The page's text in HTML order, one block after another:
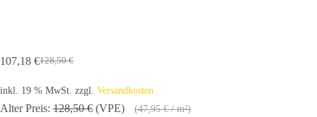
128,50€
Ursprünglicher
war:
128,50 €
107,18 €Aktueller
ist:
107,18 €.
inkl. 19 % MwSt. zzgl. Versandkosten
Alter Preis: 128,50€ (VPE) (47,95€/ m²)